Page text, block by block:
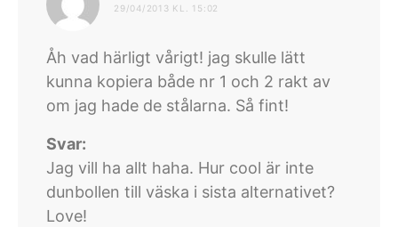
29/04/2013 KL. 15:02
Åh vad härligt vårigt! jag skulle lätt
kunna kopiera både nr 1 och 2 rakt av
om jag hade de stålarna. Så fint!
Svar:
Jag vill ha allt haha. Hur cool är inte
dunbollen till väska i sista alternativet?
Love!